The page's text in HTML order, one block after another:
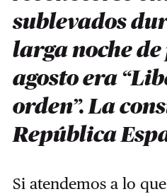
sublevados
larga noche
agosto era
orden”. La
República
Si atendemos a lo